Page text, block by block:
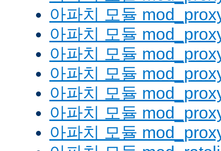
아파치 모듈
아파치 모듈
아파치 모듈
아파치 모듈
아파치 모듈
아파치 모듈
아파치 모듈